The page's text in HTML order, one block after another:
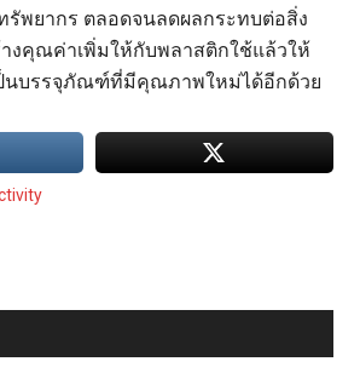
รัพยากร ตลอดจนลดผลกระทบต่อสิ่ง
งคุณค่าเพิ่มให้กับพลาสติกใช้แล้วให้
นบรรจุภัณฑ์ที่มีคุณภาพใหม่ได้อีกด้วย